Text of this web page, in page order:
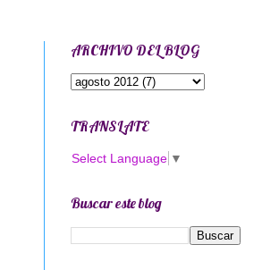
ARCHIVO DEL BLOG
TRANSLATE
Select Language ▼
Buscar este blog